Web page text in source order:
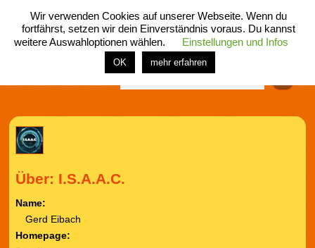
menü
home rubrik buch comic spiel fotos shop
Über: I.S.A.A.C.
Name:
Gerd Eibach
Homepage:
Wir verwenden Cookies auf unserer Webseite. Wenn du
fortfährst, setzen wir dein Einverständnis voraus. Du kannst
weitere Auswahloptionen wählen.
Einstellungen und Infos
OK mehr erfahren